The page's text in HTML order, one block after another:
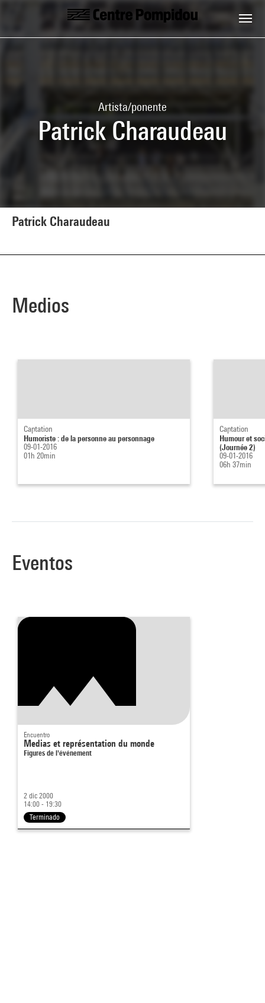
Skip to main content
Centre Pompidou
Artista/ponente
Patrick Charaudeau
Patrick Charaudeau
Medios
Captation
Humoriste : de la personne au personnage
09-01-2016
01h 20min
Captation
Humour et
(Journée 2)
09-01-2016
06h 37min
Eventos
Encuentro
Medias et représentation du monde
Figures de l'événement
2 dic 2000
14:00 - 19:30
Terminado